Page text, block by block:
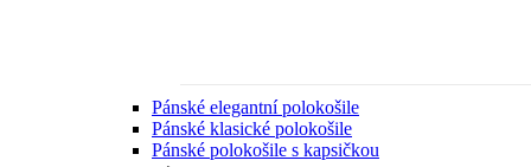
Pánské elegantní polokošile
Pánské klasické polokošile
Pánské polokošile s kapsičkou